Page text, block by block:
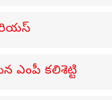
ఎంపీ కలిశెట్టి